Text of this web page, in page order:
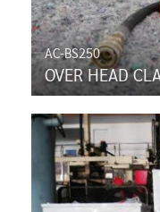
AC-BS250
OVER HEAD